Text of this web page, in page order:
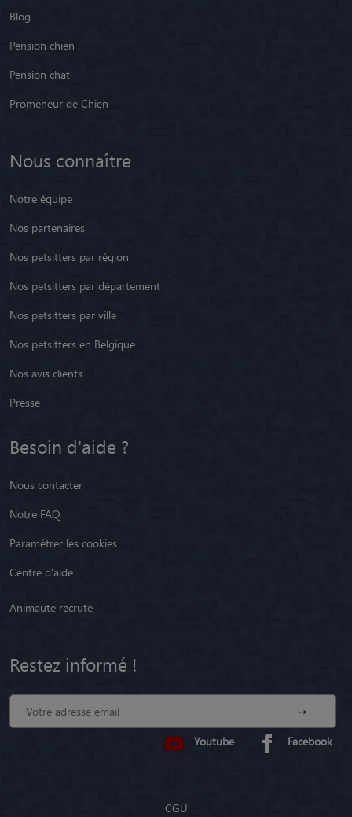
Blog
Pension chien
Pension chat
Promeneur de Chien
Nous connaître
Notre équipe
Nos partenaires
Nos petsitters par région
Nos petsitters par département
Nos petsitters par ville
Nos petsitters en Belgique
Nos avis clients
Presse
Besoin d'aide ?
Nous contacter
Notre FAQ
Paramétrer les cookies
Centre d'aide
Animaute recrute
Restez informé !
Youtube Facebook
CGU